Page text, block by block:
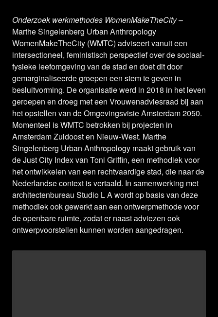
Onderzoek werkmethodes WomenMakeTheCity–
Marthe Singelenberg Urban Anthropology
WomenMakeTheCity (WMTC) adviseert vanuit een
intersectioneel, feministisch perspectief over de sociaal-
fysieke leefomgeving van de stad en doet dit door
gemarginaliseerde groepen een stem te geven in
besluitvorming. De organisatie werd in 2018 in het leven
geroepen en droeg met een Vrouwenadviesraad bij aan
het opstellen van de Omgevingsvisie Amsterdam 2050.
Momenteel is WMTC betrokken bij projecten in
Amsterdam Zuidoost en Nieuw-West. Marthe
Singelenberg Urban Anthropology maakt gebruik van
de Just City Index van Toni Griffin, een methodiek voor
het ontwikkelen van een rechtvaardige stad, die naar de
Nederlandse context is vertaald. In samenwerking met
architectenbureau Studio L A wordt op basis van deze
methodiek ook gewerkt aan een ontwerpmethode voor
de openbare ruimte, zodat er naast adviezen ook
ontwerpvoorstellen kunnen worden aangedragen.